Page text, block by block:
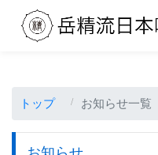
トップ お知らせ一覧